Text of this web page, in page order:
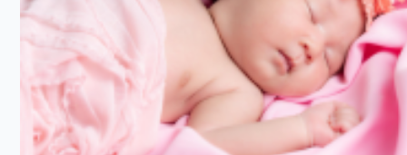
Meski belum waktunya MPASI, pastikan bayi 4 bulan
kebutuhannya. Moms juga bisa berkonsultasi dengan dokter
badan Si Kecil ideal. Jangan lupa untuk tetap menjaga pola
kualitas ASI tetap optimal.
Jaga Pola Tidur
Bayi 4 bulan biasanya tidur sekitar 14-16 jam sehari, termasuk